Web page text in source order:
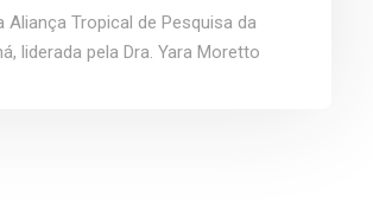
– Sede Regional
Aliança Tropical de Pesquisa da
liderada pela Dra. Yara Moretto